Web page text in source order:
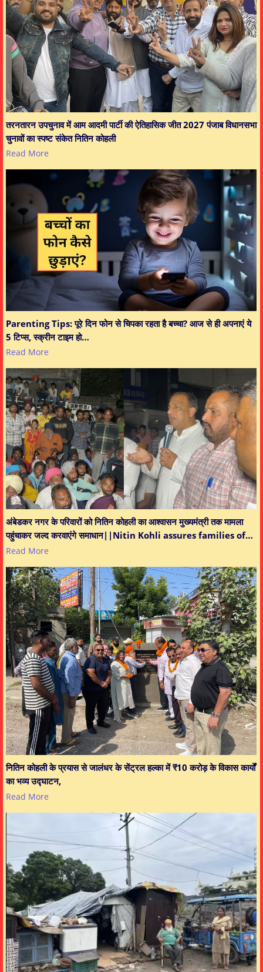
तरनतारन उपचुनाव में आम आदमी पार्टी की ऐतिहासिक जीत 2027 पंजाब विधानसभा
चुनावों का स्पष्ट संकेत नितिन कोहली
Read More
Parenting Tips: पूरे दिन फोन से चिपका रहता है बच्चा? आज से ही अपनाएं ये
5 टिप्स, स्क्रीन टाइम हो…
Read More
अंबेडकर नगर के परिवारों को नितिन कोहली का आश्वासन मुख्यमंत्री तक मामला
पहुंचाकर जल्द करवाएंगे समाधान||Nitin Kohli assures families of…
Read More
नितिन कोहली के प्रयास से जालंधर के सेंट्रल हल्का में ₹10 करोड़ के विकास कार्यों
का भव्य उद्घाटन,
Read More